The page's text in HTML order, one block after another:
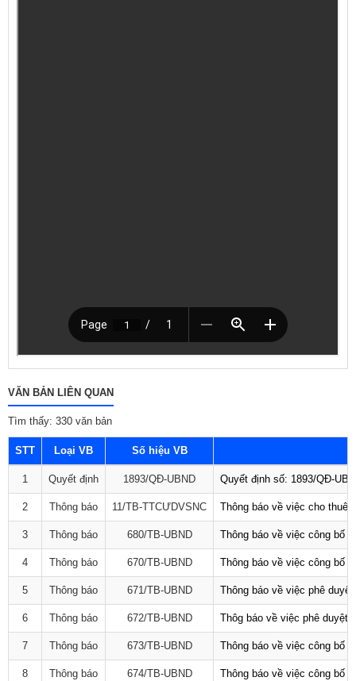
VĂN BẢN LIÊN QUAN
Tìm thấy: 330 văn bản
STT Loại VB Số hiệu VB
1 Quyết định 1893/QĐ-UBND Quyết định số: 1893/QĐ-
2 Thông báo 11/TB-TTCƯDVSNC Thông báo về việc cho thuê
3 Thông báo 680/TB-UBND Thông báo về việc công bố
4 Thông báo 670/TB-UBND Thông báo về việc công bố
5 Thông báo 671/TB-UBND Thông báo về việc phê
6 Thông báo 672/TB-UBND Thôg báo về việc phê duyệt
7 Thông báo 673/TB-UBND Thông báo về việc công bố
8 Thông báo 674/TB-UBND Thông báo về việc công bố